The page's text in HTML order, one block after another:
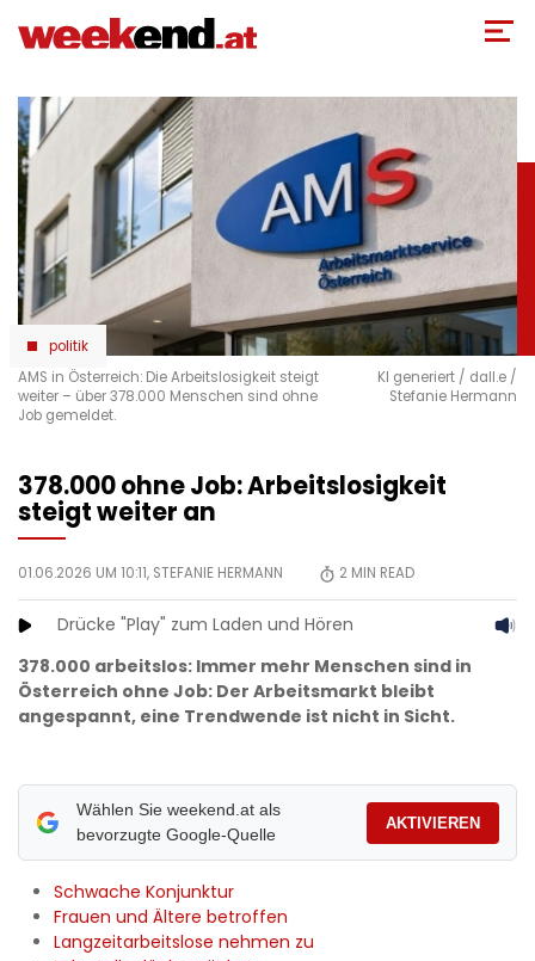
zum
politik
AMS in Österreich: Die Arbeitslosigkeit steigt
weiter – über 378.000 Menschen sind ohne
Job gemeldet.
KI generiert / dall.e /
Stefanie Hermann
378.000 ohne Job: Arbeitslosigkeit
steigt weiter an
01.06.2026 UM 10:11, STEFANIE HERMANN 2 MIN READ
Drücke "Play" zum Laden und Hören
378.000 arbeitslos: Immer mehr Menschen sind in
Österreich ohne Job: Der Arbeitsmarkt bleibt
angespannt, eine Trendwende ist nicht in Sicht.
Wählen Sie weekend.at als
bevorzugte Google-Quelle
AKTIVIEREN
Schwache Konjunktur
Frauen und Ältere betroffen
Langzeitarbeitslose nehmen zu